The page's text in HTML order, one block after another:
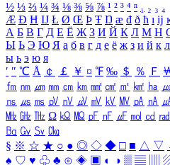
½ ⅓ ⅔ ¼ ¾ ⅛ ⅜ ⅝ ⅞ ¹ ² ³ ⁴ ⁿ ₁ ₂ ₃ ₄
Æ Ð Ħ Ĳ Ł Ø Œ Þ Ŧ Ŋ æ đ ð ħ ı ĳ
А Б В Г Д Е Ё Ж З И Й К Л М Н
Ы Ь Э Ю Я а б в г д е ё ж з и й к л
ы ь э ю я
′ ″ ℃ Å ￠ ￡ ￥ ¤ ℉ ‰ ＄ ％ Ｆ
㎙ ㎚ ㎛ ㎜ ㎝ ㎞ ㎟ ㎠ ㎡ ㎢ ㏊
㎱ ㎲ ㎳ ㎴ ㎵ ㎶ ㎷ ㎸ ㎹ ㎀ ㎁
㎒ ㎓ ㎔ Ω ㏀ ㏁ ㎊ ㎋ ㎌ ㏖ ㏅ ㎭
㏃ ㏉ ㏜ ㏆
§ ※ ☆ ★ ○ ● ◎ ◇ ◆ □ ■ △ ▽
♠ ♡ ♥ ♧ ♣ ⊙ ◈ ▣ ◐ ◑ ▒ ▤